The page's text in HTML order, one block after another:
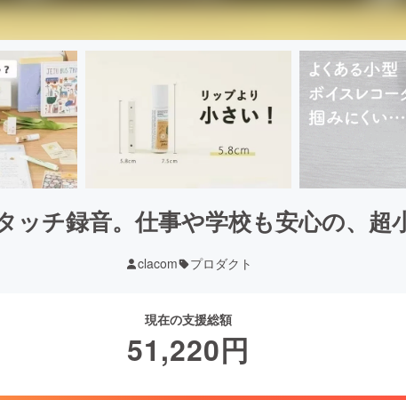
ッチ録音。仕事や学校も安心の、超
clacom プロダクト
現在の支援総額
51,220円